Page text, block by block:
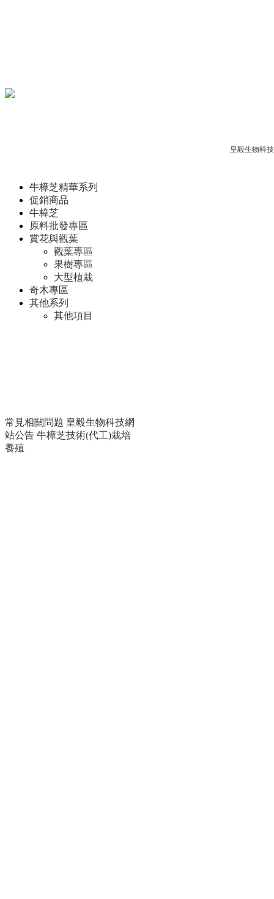
牛樟芝精華系列
促銷商品
牛樟芝
原料批發專區
賞花與觀葉
觀葉專區
果樹專區
大型植栽
奇木專區
其他系列
其他項目
常見相關問題 皇毅生物科技網
站公告 牛樟芝技術(代工)栽培
養殖
皇毅生物科